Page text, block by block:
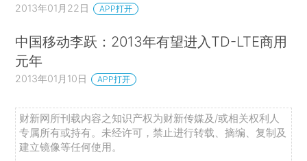
2013年01月22日 APP打开
中国移动李跃：2013年有望进入TD-LTE商用
元年
2013年01月10日 APP打开
财新网所刊载内容之知识产权为财新传媒及/或相关权利人
专属所有或持有。未经许可，禁止进行转载、摘编、复制及
建立镜像等任何使用。